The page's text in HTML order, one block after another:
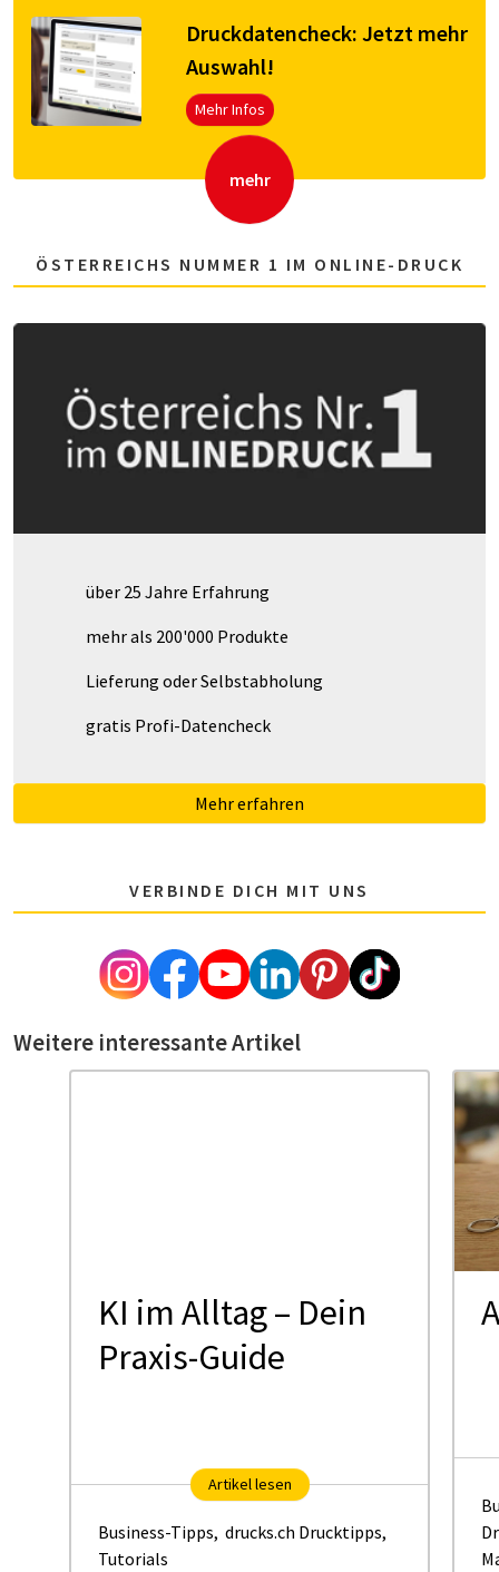
Druck­da­ten­check: Jetzt mehr
Aus­wahl!
Mehr Infos
mehr
ÖSTERREICHS NUMMER 1 IM ONLINE-DRUCK
über 25 Jahre Erfahrung
mehr als 200'000 Produkte
Lieferung oder Selbstabholung
gratis Profi-Datencheck
Mehr erfahren
VERBINDE DICH MIT UNS
Weitere interessante Artikel
KI im Alltag – Dein
Praxis-Guide
Artikel lesen
Business-Tipps, drucks.ch Drucktipps,
Tutorials